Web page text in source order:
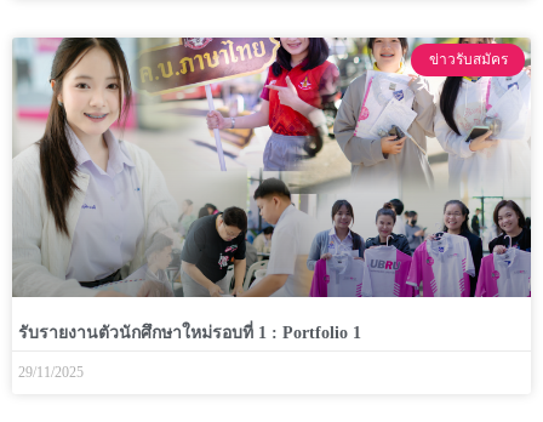
ข่าวรับสมัคร
รับรายงานตัวนักศึกษาใหม่รอบที่ 1 : Portfolio 1
29/11/2025